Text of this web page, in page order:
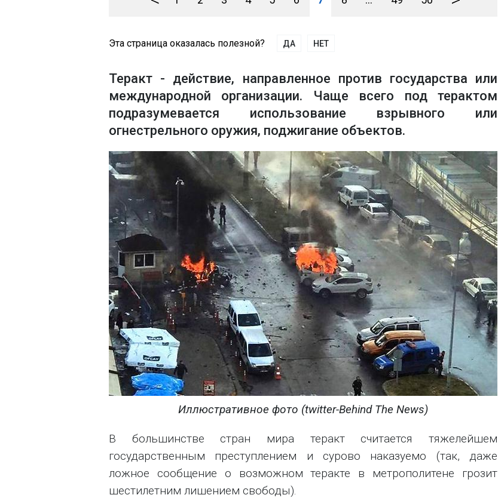
Эта страница оказалась полезной? ДА НЕТ
Теракт - действие, направленное против государства или
международной организации. Чаще всего под терактом
подразумевается использование взрывного или
огнестрельного оружия, поджигание объектов.
Иллюстративное фото (twitter-Behind The News)
В большинстве стран мира теракт считается тяжелейшем
государственным преступлением и сурово наказуемо (так, даже
ложное сообщение о возможном теракте в метрополитене грозит
шестилетним лишением свободы).